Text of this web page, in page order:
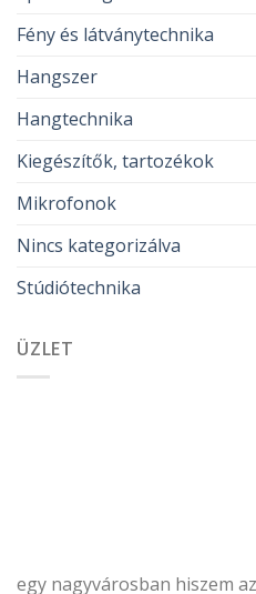
Fény és látványtechnika
Hangszer
Hangtechnika
Kiegészítők, tartozékok
Mikrofonok
Nincs kategorizálva
Stúdiótechnika
ÜZLET
egy nagyvárosban hiszem